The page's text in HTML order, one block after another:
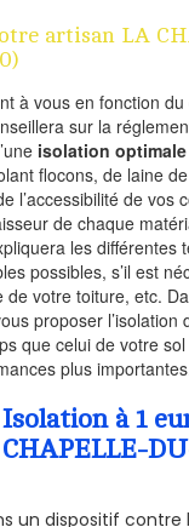
artisan LA
à vous en fonction
sur la
isolation
flocons, de laine
l’accessibilité de vos
de chaque
les différentes
possibles, s’il est
votre toiture, etc.
proposer l’isolation
que celui de votre
plus
à 1
un dispositif contre